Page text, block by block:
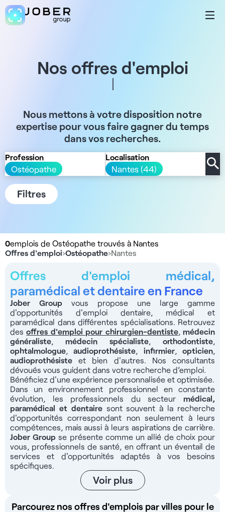
Nos offres d'emploi
Nous mettons à votre disposition notre
expertise pour vous faire gagner du temps
dans vos recherches.
Profession
Ostéopathe
Localisation
Nantes (44)
Filtres
0emplois de Ostéopathe trouvés à Nantes
Offres d'emploi›Ostéopathe›Nantes
Offres d'emploi médical,
paramédical et dentaire en France
Jober Group vous propose une large gamme
d'opportunités d'emploi dentaire, médical et
paramédical dans différentes spécialisations. Retrouvez
desoffres d'emploi pour chirurgien-dentiste,médecin
généraliste, médecin spécialiste, orthodontiste,
ophtalmologue,audioprothésiste, infirmier,opticien,
audioprothésiste et bien d'autres. Nos consultants
dévoués vous guident dans votre recherche d’emploi.
Bénéficiez d'une expérience personnalisée et optimisée.
Dans un environnement professionnel en constante
évolution, les professionnels du secteur médical,
paramédical et dentairesont souvent à la recherche
d'opportunités correspondant non seulement à leurs
compétences, mais aussi à leurs aspirations de carrière.
Jober Group se présente comme un allié de choix pour
vous, professionnels de santé, en offrant un éventail de
services et d'opportunités adaptés à vos besoins
spécifiques.
Voir plus
Parcourez nos offres d'emplois par villes pour le